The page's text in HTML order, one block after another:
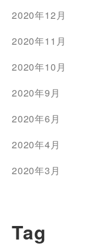
2020年12月
2020年11月
2020年10月
2020年9月
2020年6月
2020年4月
2020年3月
Tag